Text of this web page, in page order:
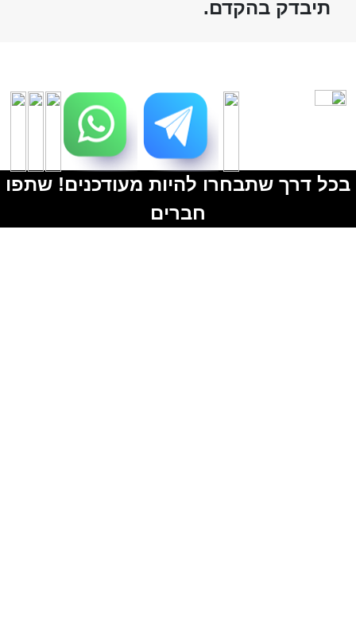
תיבדק בהקדם.
בכל דרך שתבחרו להיות מעודכנים! שתפו
חברים